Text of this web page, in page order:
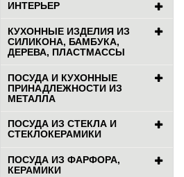
ИНТЕРЬЕР
КУХОННЫЕ ИЗДЕЛИЯ ИЗ
СИЛИКОНА, БАМБУКА,
ДЕРЕВА, ПЛАСТМАССЫ
ПОСУДА И КУХОННЫЕ
ПРИНАДЛЕЖНОСТИ ИЗ
МЕТАЛЛА
ПОСУДА ИЗ СТЕКЛА И
СТЕКЛОКЕРАМИКИ
ПОСУДА ИЗ ФАРФОРА,
КЕРАМИКИ